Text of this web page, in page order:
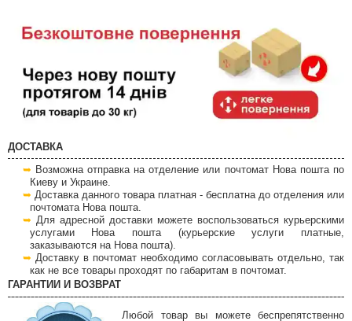
ДОСТАВКА
Возможна отправка на отделение или почтомат Нова пошта по
Киеву и Украине.
Доставка данного товара платная - бесплатна до отделения или
почтомата Нова пошта.
Для адресной доставки можете воспользоваться курьерскими
услугами Нова пошта (курьерские услуги платные,
заказываются на Нова пошта).
Доставку в почтомат необходимо согласовывать отдельно, так
как не все товары проходят по габаритам в почтомат.
ГАРАНТИИ И ВОЗВРАТ
Любой товар вы можете беспрепятственно